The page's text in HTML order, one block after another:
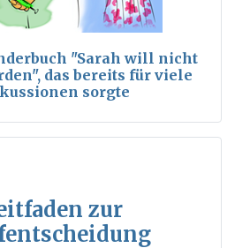
"Sarah will nicht
das bereits für viele
sorgte
zur